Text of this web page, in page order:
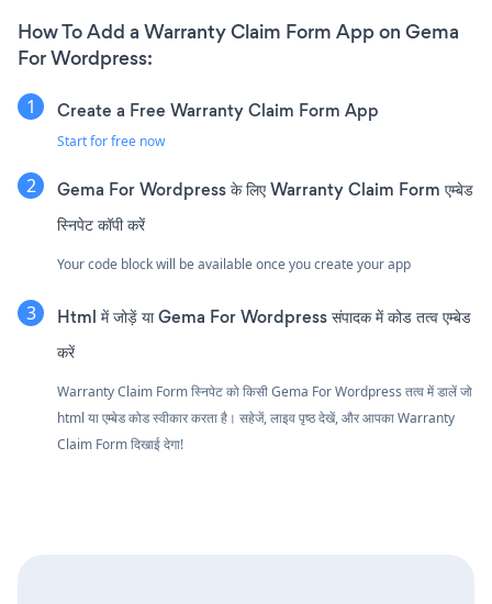
How To Add a Warranty Claim Form App on Gema
For Wordpress:
Create a Free Warranty Claim Form App
Start for free now
Gema For Wordpress के लिए Warranty Claim Form एम्बेड
स्निपेट कॉपी करें
Your code block will be available once you create your app
Html में जोड़ें या Gema For Wordpress संपादक में कोड तत्व एम्बेड
करें
Warranty Claim Form स्निपेट को किसी Gema For Wordpress तत्व में डालें जो
html या एम्बेड कोड स्वीकार करता है। सहेजें, लाइव पृष्ठ देखें, और आपका Warranty
Claim Form दिखाई देगा!